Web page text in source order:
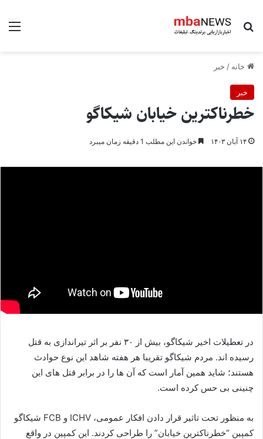
جستجو برای
خانه / خبر
خبر
خطرناکترین خیابان شیکاگو
۱۴ آبان ۱۴۰۳ خواندن این مطلب 1 دقیقه زمان میبرد
در تعطیلات اخیر شیکاگو، بیش از ۳۰ نفر بر اثر تیراندازی به قتل
رسیده اند. مردم شیکاگو تقریبا هر هفته شاهد این نوع حوادث
هستند؛ شاید همین آمار است که آن ها را در برابر قتل های این
چنینی بی حس کرده است.
به منظور تحت تاثیر قرار دادن افکار عمومی، ICHV و FCB شیکاگو
کمپین “خطرناکترین خیابان” را طراحی کردند. این کمپین در واقع